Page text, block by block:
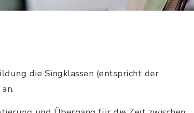
die Singklassen (entspricht der